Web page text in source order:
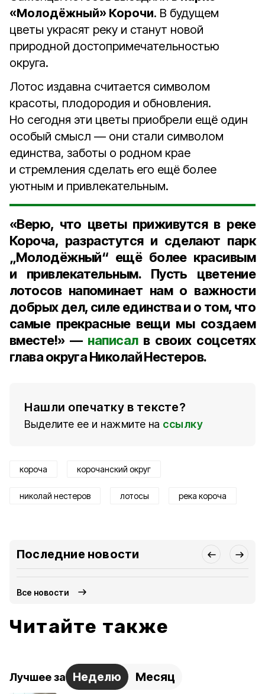
«Молодёжный» Корочи. В будущем
цветы украсят реку и станут новой
природной достопримечательностью
округа.
Лотос издавна считается символом
красоты, плодородия и обновления.
Но сегодня эти цветы приобрели ещё один
особый смысл — они стали символом
единства, заботы о родном крае
и стремления сделать его ещё более
уютным и привлекательным.
«Верю, что цветы приживутся в реке
Короча, разрастутся и сделают парк
„Молодёжный“ ещё более красивым
и привлекательным. Пусть цветение
лотосов напоминает нам о важности
добрых дел, силе единства и о том, что
самые прекрасные вещи мы создаем
вместе!» — написалв своих соцсетях
глава округаНиколай Нестеров.
Нашли опечатку в тексте?
Выделите ее и нажмите на ссылку
короча корочанский округ
николай нестеров лотосы река короча
Последние новости
Все новости
Читайте также
Лучшее за Неделю Месяц